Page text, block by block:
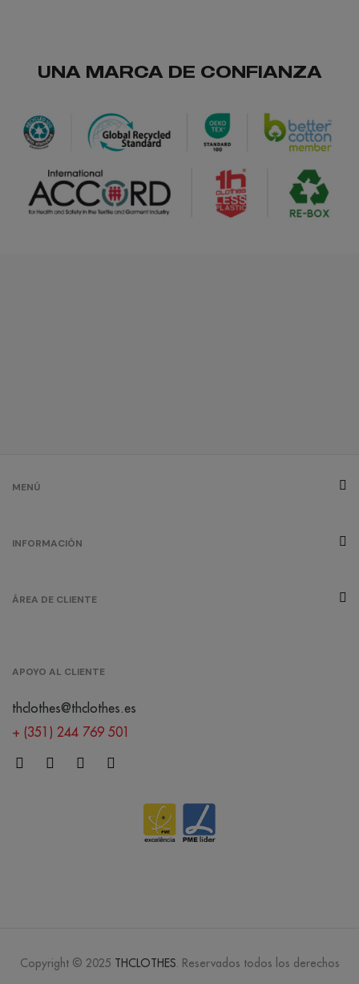
UNA MARCA DE CONFIANZA
MENÚ
INFORMACIÓN
ÁREA DE CLIENTE
APOYO AL CLIENTE
thclothes@thclothes.es
+ (351) 244 769 501
Copyright © 2025 THCLOTHES. Reservados todos los derechos